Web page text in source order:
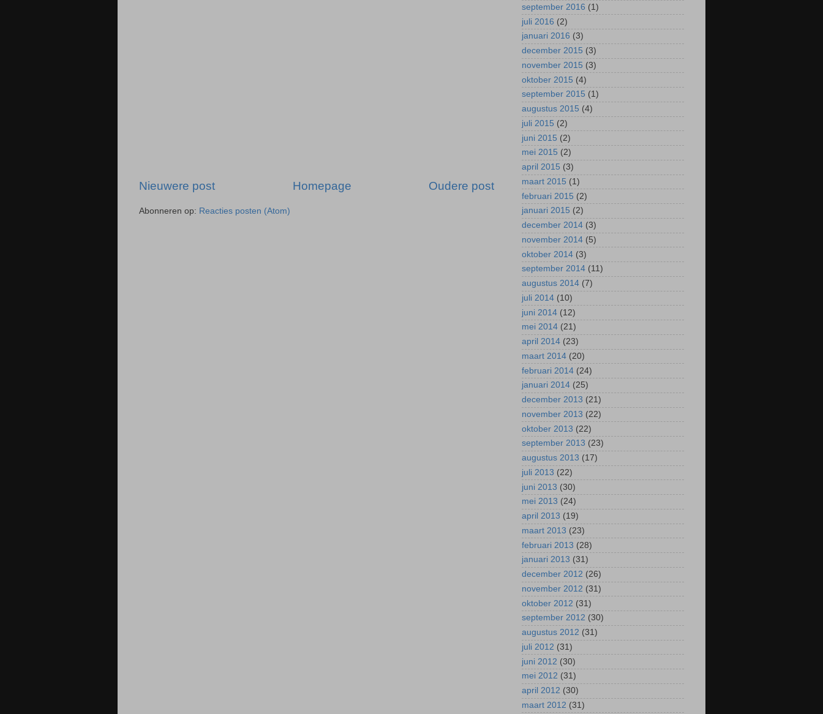
Nieuwere post Oudere post
Homepage
Abonneren op: Reacties posten (Atom)
september 2016 (1)
juli 2016 (2)
januari 2016 (3)
december 2015 (3)
november 2015 (3)
oktober 2015 (4)
september 2015 (1)
augustus 2015 (4)
juli 2015 (2)
juni 2015 (2)
mei 2015 (2)
april 2015 (3)
maart 2015 (1)
februari 2015 (2)
januari 2015 (2)
december 2014 (3)
november 2014 (5)
oktober 2014 (3)
september 2014 (11)
augustus 2014 (7)
juli 2014 (10)
juni 2014 (12)
mei 2014 (21)
april 2014 (23)
maart 2014 (20)
februari 2014 (24)
januari 2014 (25)
december 2013 (21)
november 2013 (22)
oktober 2013 (22)
september 2013 (23)
augustus 2013 (17)
juli 2013 (22)
juni 2013 (30)
mei 2013 (24)
april 2013 (19)
maart 2013 (23)
februari 2013 (28)
januari 2013 (31)
december 2012 (26)
november 2012 (31)
oktober 2012 (31)
september 2012 (30)
augustus 2012 (31)
juli 2012 (31)
juni 2012 (30)
mei 2012 (31)
april 2012 (30)
maart 2012 (31)